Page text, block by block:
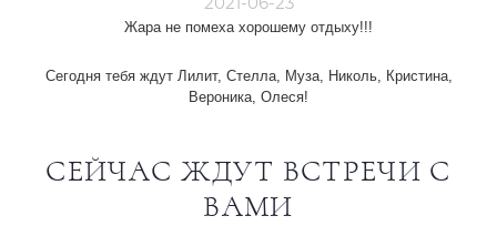
2021-06-23
Жара не помеха хорошему отдыху!!!
Сегодня тебя ждут Лилит, Стелла, Муза, Николь, Кристина,
Вероника, Олеся!
СЕЙЧАС ЖДУТ ВСТРЕЧИ С
ВАМИ